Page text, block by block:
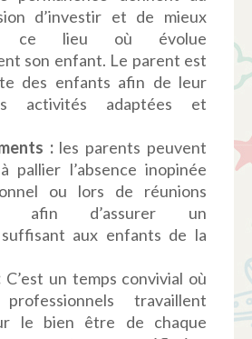
d’investir et de mieux
ce lieu où évolue
son enfant. Le parent est
des enfants afin de leur
activités adaptées et
:les parents peuvent
pallier l’absence inopinée
ou lors de réunions
afin d’assurer un
aux enfants de la
C’est un temps convivial où
travaillent
le bien être de chaque